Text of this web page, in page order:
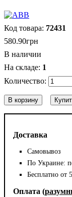
Доставка
Самовывоз
По Украине:
Бесплатно от
Оплата (
72431
580.90грн
В наличии
1
В корзину